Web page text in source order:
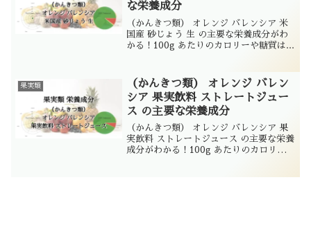
な栄養成分
（かんきつ類） オレンジ バレンシア 米
国産 砂じょう 生 の主要な栄養成分がわ
かる！100g あたりのカロリーや糖質は...
果実類
（かんきつ類） オレンジ バレン
シア 果実飲料 ストレートジュー
ス の主要な栄養成分
（かんきつ類） オレンジ バレンシア 果
実飲料 ストレートジュース の主要な栄養
成分がわかる！100g あたりのカロリーや